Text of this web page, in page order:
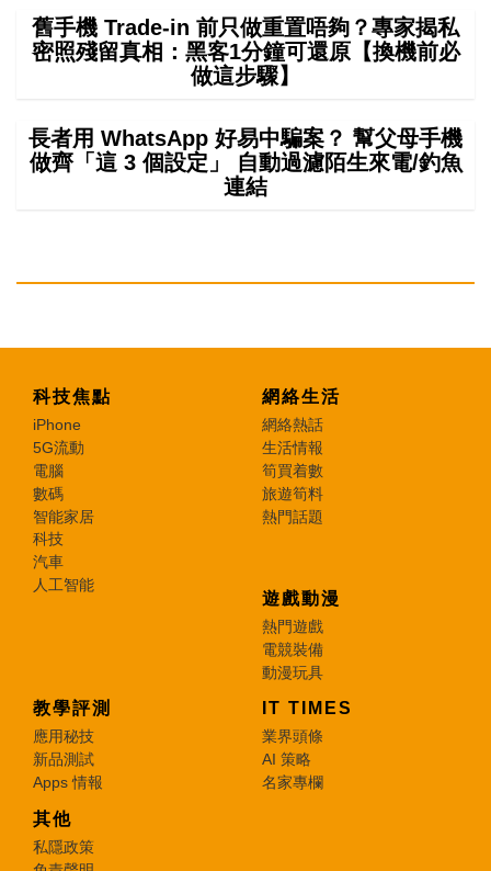
舊手機 Trade-in 前只做重置唔夠？專家揭私
密照殘留真相：黑客1分鐘可還原【換機前必
做這步驟】
長者用 WhatsApp 好易中騙案？ 幫父母手機
做齊「這 3 個設定」 自動過濾陌生來電/釣魚
連結
科技焦點
iPhone
5G流動
電腦
數碼
智能家居
科技
汽車
人工智能
網絡生活
網絡熱話
生活情報
筍買着數
旅遊筍料
熱門話題
遊戲動漫
熱門遊戲
電競裝備
動漫玩具
教學評測
應用秘技
新品測試
Apps 情報
IT TIMES
業界頭條
AI 策略
名家專欄
其他
私隱政策